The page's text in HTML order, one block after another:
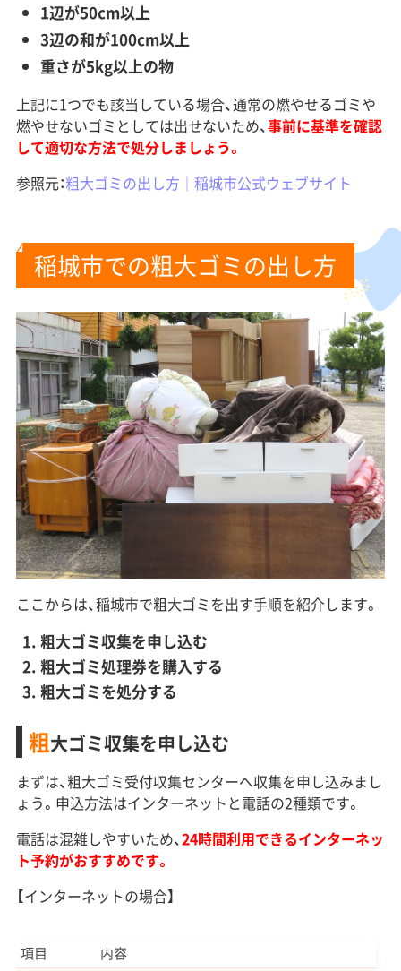
1辺が50cm以上
3辺の和が100cm以上
重さが5kg以上の物
上記に1つでも該当している場合、通常の燃やせるゴミや
燃やせないゴミとしては出せないため、事前に基準を確認
して適切な方法で処分しましょう。
参照元：粗大ゴミの出し方｜稲城市公式ウェブサイト
稲城市での粗大ゴミの出し方
ここからは、稲城市で粗大ゴミを出す手順を紹介します。
粗大ゴミ収集を申し込む
粗大ゴミ処理券を購入する
粗大ゴミを処分する
粗大ゴミ収集を申し込む
まずは、粗大ゴミ受付収集センターへ収集を申し込みまし
ょう。申込方法はインターネットと電話の2種類です。
電話は混雑しやすいため、24時間利用できるインターネッ
ト予約がおすすめです。
【インターネットの場合】
項目 内容